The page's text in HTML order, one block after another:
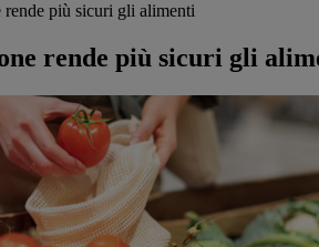
più sicuri gli alimenti
rende più sicuri gli